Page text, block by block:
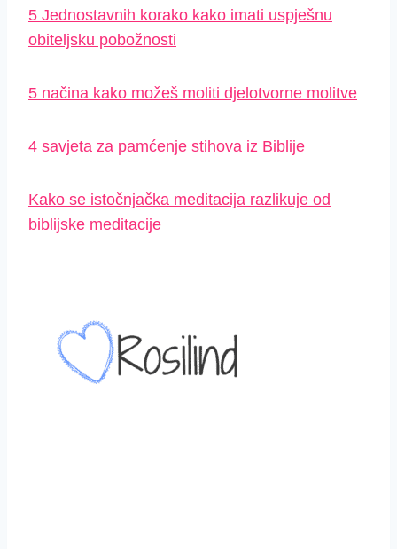
5 Jednostavnih korako kako imati uspješnu
obiteljsku pobožnosti
5 načina kako možeš moliti djelotvorne molitve
4 savjeta za pamćenje stihova iz Biblije
Kako se istočnjačka meditacija razlikuje od
biblijske meditacije